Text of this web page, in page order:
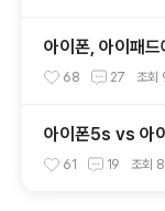
아이폰, 아이패
법 68 27 조회
아이폰5s vs 아
화질 비교 테스트
61 19 조회 8